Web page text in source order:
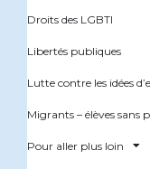
Droits des LGBTI
Libertés publiques
Lutte contre les idées
Migrants – élèves sans
Pour aller plus loin